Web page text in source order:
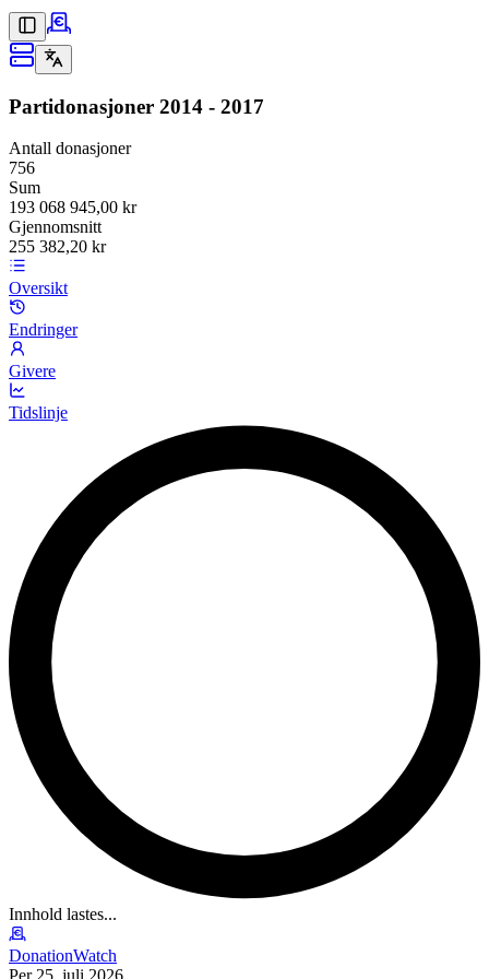
Partidonasjoner 2014 - 2017
Antall donasjoner
756
Sum
193 068 945,00 kr
Gjennomsnitt
255 382,20 kr
Oversikt
Endringer
Givere
Tidslinje
Innhold lastes...
DonationWatch
Per 25. juli 2026